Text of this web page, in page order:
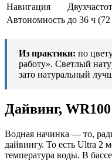
Навигация
Автономность до 36 ч
Из практики: по
работу». Светлый
зато натуральный
Дайвинг,
Водная начинка — то,
дайвингу. То есть Ultra 2
температура воды. В